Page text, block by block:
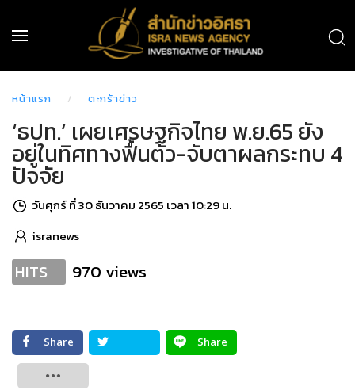
หน้าแรก ตะกร้าข่าว
‘ธปท.’ เผยเศรษฐกิจไทย พ.ย.65 ยัง
อยู่ในทิศทางฟื้นตัว-จับตาผลกระทบ 4
ปัจจัย
วันศุกร์ ที่ 30 ธันวาคม 2565 เวลา 10:29 น.
isranews
HITS 970 views
Share
Share